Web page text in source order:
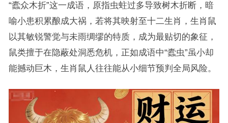
“蠹众木折”这一成语，原指虫蛀过多导致树木折断，暗
喻小患积累酿成大祸，若将其映射至十二生肖，生肖鼠
以其敏锐警觉与未雨绸缪的特质，成为最贴切的象征，
鼠类擅于在隐蔽处洞悉危机，正如成语中“蠹虫”虽小却
能撼动巨木，生肖鼠人往往能从小细节预判全局风险。